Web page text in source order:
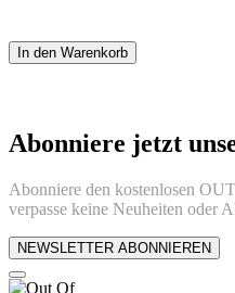
In den Warenkorb
Abonniere jetzt
Abonniere den kostenlosen
verpasse keine Neuheiten oder
NEWSLETTER ABONNIEREN